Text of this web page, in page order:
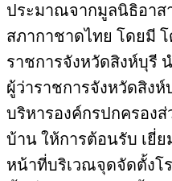
ประมาณจากมูลนิธิอาส
สภากาชาดไทย โดยมี
ราชการจังหวัดสิงห์บุรี
ผู้ว่าราชการจังหวัดสิง
บริหารองค์กรปกครอง
บ้าน ให้การต้อนรับ เยี่ย
หน้าที่บริเวณจุดจัดตั้งโ